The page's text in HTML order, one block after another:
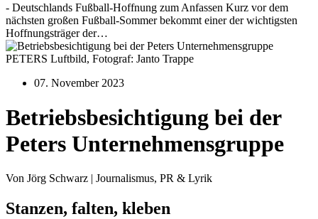
- Deutschlands Fußball-Hoffnung zum Anfassen Kurz vor dem
nächsten großen Fußball-Sommer bekommt einer der wichtigsten
Hoffnungsträger der…
PETERS Luftbild, Fotograf: Janto Trappe
07. November 2023
Betriebsbesichtigung bei der
Peters Unternehmensgruppe
Von Jörg Schwarz | Journalismus, PR & Lyrik
Stanzen, falten, kleben